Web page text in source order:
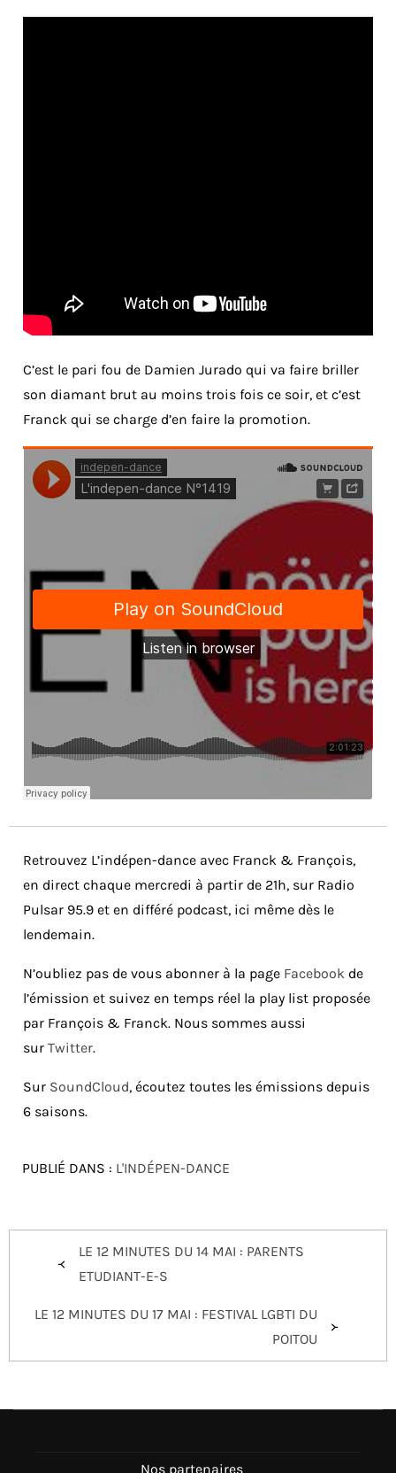
C’est le pari fou de Damien Jurado qui va faire briller
son diamant brut au moins trois fois ce soir, et c’est
Franck qui se charge d’en faire la promotion.
Retrouvez L’indépen-dance avec Franck & François,
en direct chaque mercredi à partir de 21h, sur Radio
Pulsar 95.9 et en différé podcast, ici même dès le
lendemain.
N’oubliez pas de vous abonner à la page Facebook de
l’émission et suivez en temps réel la play list proposée
par François & Franck. Nous sommes aussi
sur Twitter.
Sur SoundCloud, écoutez toutes les émissions depuis
6 saisons.
PUBLIÉ DANS : L'INDÉPEN-DANCE
Navigation
LE 12 MINUTES DU 14 MAI : PARENTS
ETUDIANT-E-S
LE 12 MINUTES DU 17 MAI : FESTIVAL LGBTI DU
POITOU
Nos partenaires